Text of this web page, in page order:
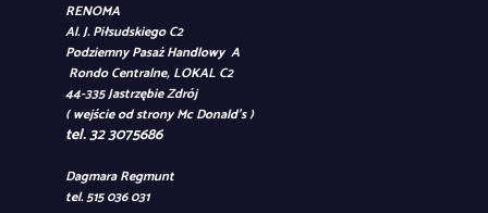
RENOMA
Al. J. Piłsudskiego C2
Podziemny Pasaż Handlowy A
Rondo Centralne, LOKAL C2
44-335 Jastrzębie Zdrój
( wejście od strony Mc Donald's )
tel. 32 3075686
Dagmara Regmunt
tel. 515 036 031